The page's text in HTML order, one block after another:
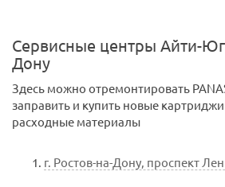
Сервисные центры Айти-Юг
Дону
Здесь можно отремонтировать
заправить и купить новые
расходные материалы
г. Ростов-на-Дону, проспект